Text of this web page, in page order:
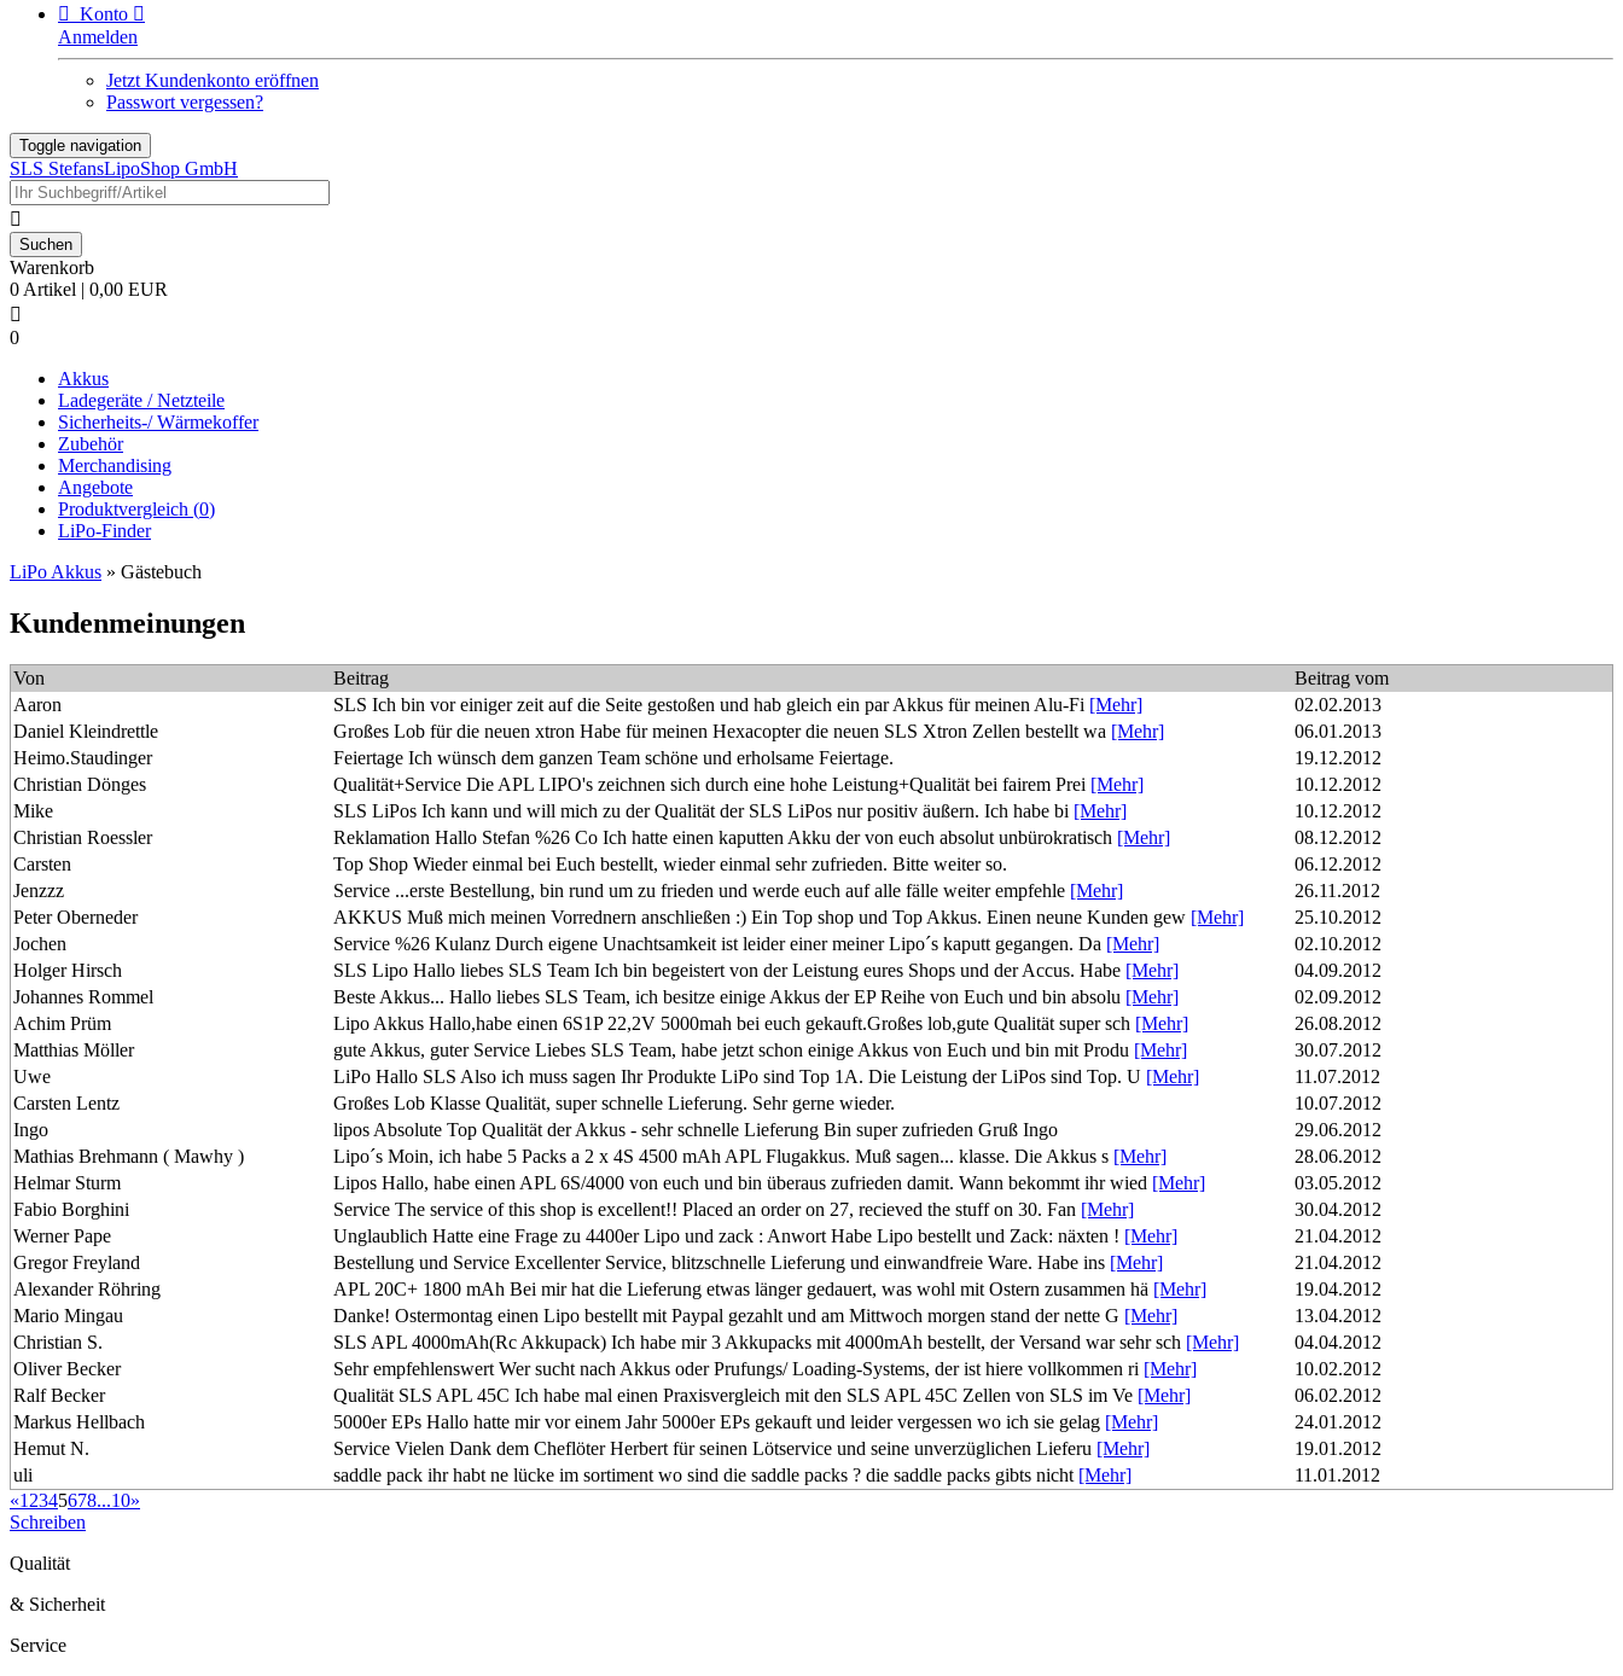
 Konto 
Anmelden
Jetzt Kundenkonto eröffnen
Passwort vergessen?
Toggle navigation
SLS StefansLipoShop GmbH

Warenkorb
0 Artikel | 0,00 EUR

0
Akkus
Ladegeräte / Netzteile
Sicherheits-/ Wärmekoffer
Zubehör
Merchandising
Angebote
Produktvergleich (0)
LiPo-Finder
LiPo Akkus » Gästebuch
Kundenmeinungen
Von Beitrag
Beitrag vom
Aaron
SLS Ich bin vor einiger zeit auf die Seite gestoßen und hab gleich ein par Akkus für meinen Alu-Fi [Mehr]
02.02.2013
Daniel Kleindrettle
Großes Lob für die neuen xtron Habe für meinen Hexacopter die neuen SLS Xtron Zellen bestellt wa [Mehr]
06.01.2013
Heimo.Staudinger
Feiertage Ich wünsch dem ganzen Team schöne und erholsame Feiertage.
19.12.2012
Christian Dönges
Qualität+Service Die APL LIPO's zeichnen sich durch eine hohe Leistung+Qualität bei fairem Prei [Mehr]
10.12.2012
Mike
SLS LiPos Ich kann und will mich zu der Qualität der SLS LiPos nur positiv äußern. Ich habe bi [Mehr]
10.12.2012
Christian Roessler
Reklamation Hallo Stefan %26 Co Ich hatte einen kaputten Akku der von euch absolut unbürokratisch [Mehr]
08.12.2012
Carsten
Top Shop Wieder einmal bei Euch bestellt, wieder einmal sehr zufrieden. Bitte weiter so.
06.12.2012
Jenzzz
Service ...erste Bestellung, bin rund um zu frieden und werde euch auf alle fälle weiter empfehle [Mehr]
26.11.2012
Peter Oberneder
AKKUS Muß mich meinen Vorrednern anschließen :) Ein Top shop und Top Akkus. Einen neune Kunden gew [Mehr]
25.10.2012
Jochen
Service %26 Kulanz Durch eigene Unachtsamkeit ist leider einer meiner Lipo´s kaputt gegangen. Da [Mehr]
02.10.2012
Holger Hirsch
SLS Lipo Hallo liebes SLS Team Ich bin begeistert von der Leistung eures Shops und der Accus. Habe [Mehr]
04.09.2012
Johannes Rommel
Beste Akkus... Hallo liebes SLS Team, ich besitze einige Akkus der EP Reihe von Euch und bin absolu [Mehr]
02.09.2012
Achim Prüm
Lipo Akkus Hallo,habe einen 6S1P 22,2V 5000mah bei euch gekauft.Großes lob,gute Qualität super sch [Mehr]
26.08.2012
Matthias Möller
gute Akkus, guter Service Liebes SLS Team, habe jetzt schon einige Akkus von Euch und bin mit Produ [Mehr]
30.07.2012
Uwe
LiPo Hallo SLS Also ich muss sagen Ihr Produkte LiPo sind Top 1A. Die Leistung der LiPos sind Top. U [Mehr]
11.07.2012
Carsten Lentz
Großes Lob Klasse Qualität, super schnelle Lieferung. Sehr gerne wieder.
10.07.2012
Ingo
lipos Absolute Top Qualität der Akkus - sehr schnelle Lieferung Bin super zufrieden Gruß Ingo
29.06.2012
Mathias Brehmann ( Mawhy )
Lipo´s Moin, ich habe 5 Packs a 2 x 4S 4500 mAh APL Flugakkus. Muß sagen... klasse. Die Akkus s [Mehr]
28.06.2012
Helmar Sturm
Lipos Hallo, habe einen APL 6S/4000 von euch und bin überaus zufrieden damit. Wann bekommt ihr wied [Mehr]
03.05.2012
Fabio Borghini
Service The service of this shop is excellent!! Placed an order on 27, recieved the stuff on 30. Fan [Mehr]
30.04.2012
Werner Pape
Unglaublich Hatte eine Frage zu 4400er Lipo und zack : Anwort Habe Lipo bestellt und Zack: näxten ! [Mehr]
21.04.2012
Gregor Freyland
Bestellung und Service Excellenter Service, blitzschnelle Lieferung und einwandfreie Ware. Habe ins [Mehr]
21.04.2012
Alexander Röhring
APL 20C+ 1800 mAh Bei mir hat die Lieferung etwas länger gedauert, was wohl mit Ostern zusammen hä [Mehr]
19.04.2012
Mario Mingau
Danke! Ostermontag einen Lipo bestellt mit Paypal gezahlt und am Mittwoch morgen stand der nette G [Mehr]
13.04.2012
Christian S.
SLS APL 4000mAh(Rc Akkupack) Ich habe mir 3 Akkupacks mit 4000mAh bestellt, der Versand war sehr sch [Mehr]
04.04.2012
Oliver Becker
Sehr empfehlenswert Wer sucht nach Akkus oder Prufungs/ Loading-Systems, der ist hiere vollkommen ri [Mehr]
10.02.2012
Ralf Becker
Qualität SLS APL 45C Ich habe mal einen Praxisvergleich mit den SLS APL 45C Zellen von SLS im Ve [Mehr]
06.02.2012
Markus Hellbach
5000er EPs Hallo hatte mir vor einem Jahr 5000er EPs gekauft und leider vergessen wo ich sie gelag [Mehr]
24.01.2012
Hemut N.
Service Vielen Dank dem Cheflöter Herbert für seinen Lötservice und seine unverzüglichen Lieferu [Mehr]
19.01.2012
uli
saddle pack ihr habt ne lücke im sortiment wo sind die saddle packs ? die saddle packs gibts nicht [Mehr]
11.01.2012
«1 2345678...10»
Schreiben
Qualität
& Sicherheit
Service